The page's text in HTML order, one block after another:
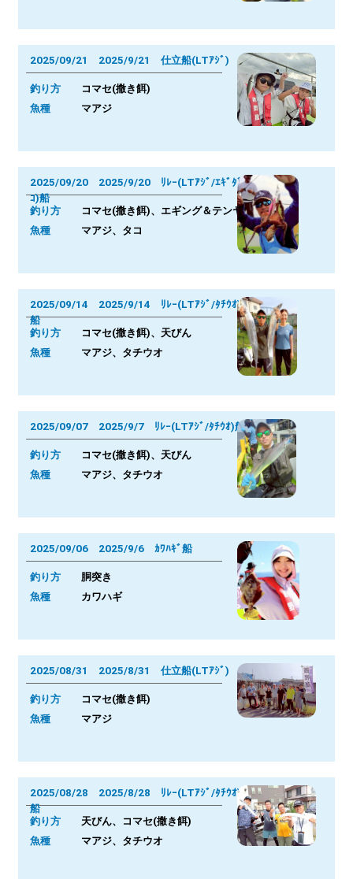
2025/09/21 2025/9/21 仕立船(LTｱｼﾞ)
釣り方
コマセ(撒き餌)
魚種 マアジ
2025/09/20 2025/9/20 ﾘﾚｰ(LTｱｼﾞ/ｴｷﾞﾀﾞ
ｺ)船
釣り方
コマセ(撒き餌)、エギング＆テンヤ
魚種 マアジ、タコ
2025/09/14 2025/9/14 ﾘﾚｰ(LTｱｼﾞ/ﾀﾁｳｵ)
船
釣り方
コマセ(撒き餌)、天びん
魚種 マアジ、タチウオ
2025/09/07 2025/9/7 ﾘﾚｰ(LTｱｼﾞ/ﾀﾁｳｵ)船
釣り方
コマセ(撒き餌)、天びん
魚種 マアジ、タチウオ
2025/09/06 2025/9/6 ｶﾜﾊｷﾞ船
釣り方 胴突き
魚種 カワハギ
2025/08/31 2025/8/31 仕立船(LTｱｼﾞ)
釣り方
コマセ(撒き餌)
魚種 マアジ
2025/08/28 2025/8/28 ﾘﾚｰ(LTｱｼﾞ/ﾀﾁｳｵ)
船
釣り方 天びん、コマセ(撒き餌)
魚種 マアジ、タチウオ